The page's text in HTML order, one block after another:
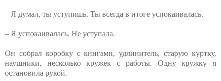
– Я думал, ты уступишь. Ты всегда в итоге успокаивалась.
– Я успокаивалась. Не уступала.
Он собрал коробку с книгами, удлинитель, старую куртку,
наушники, несколько кружек с работы. Одну кружку я
остановила рукой.